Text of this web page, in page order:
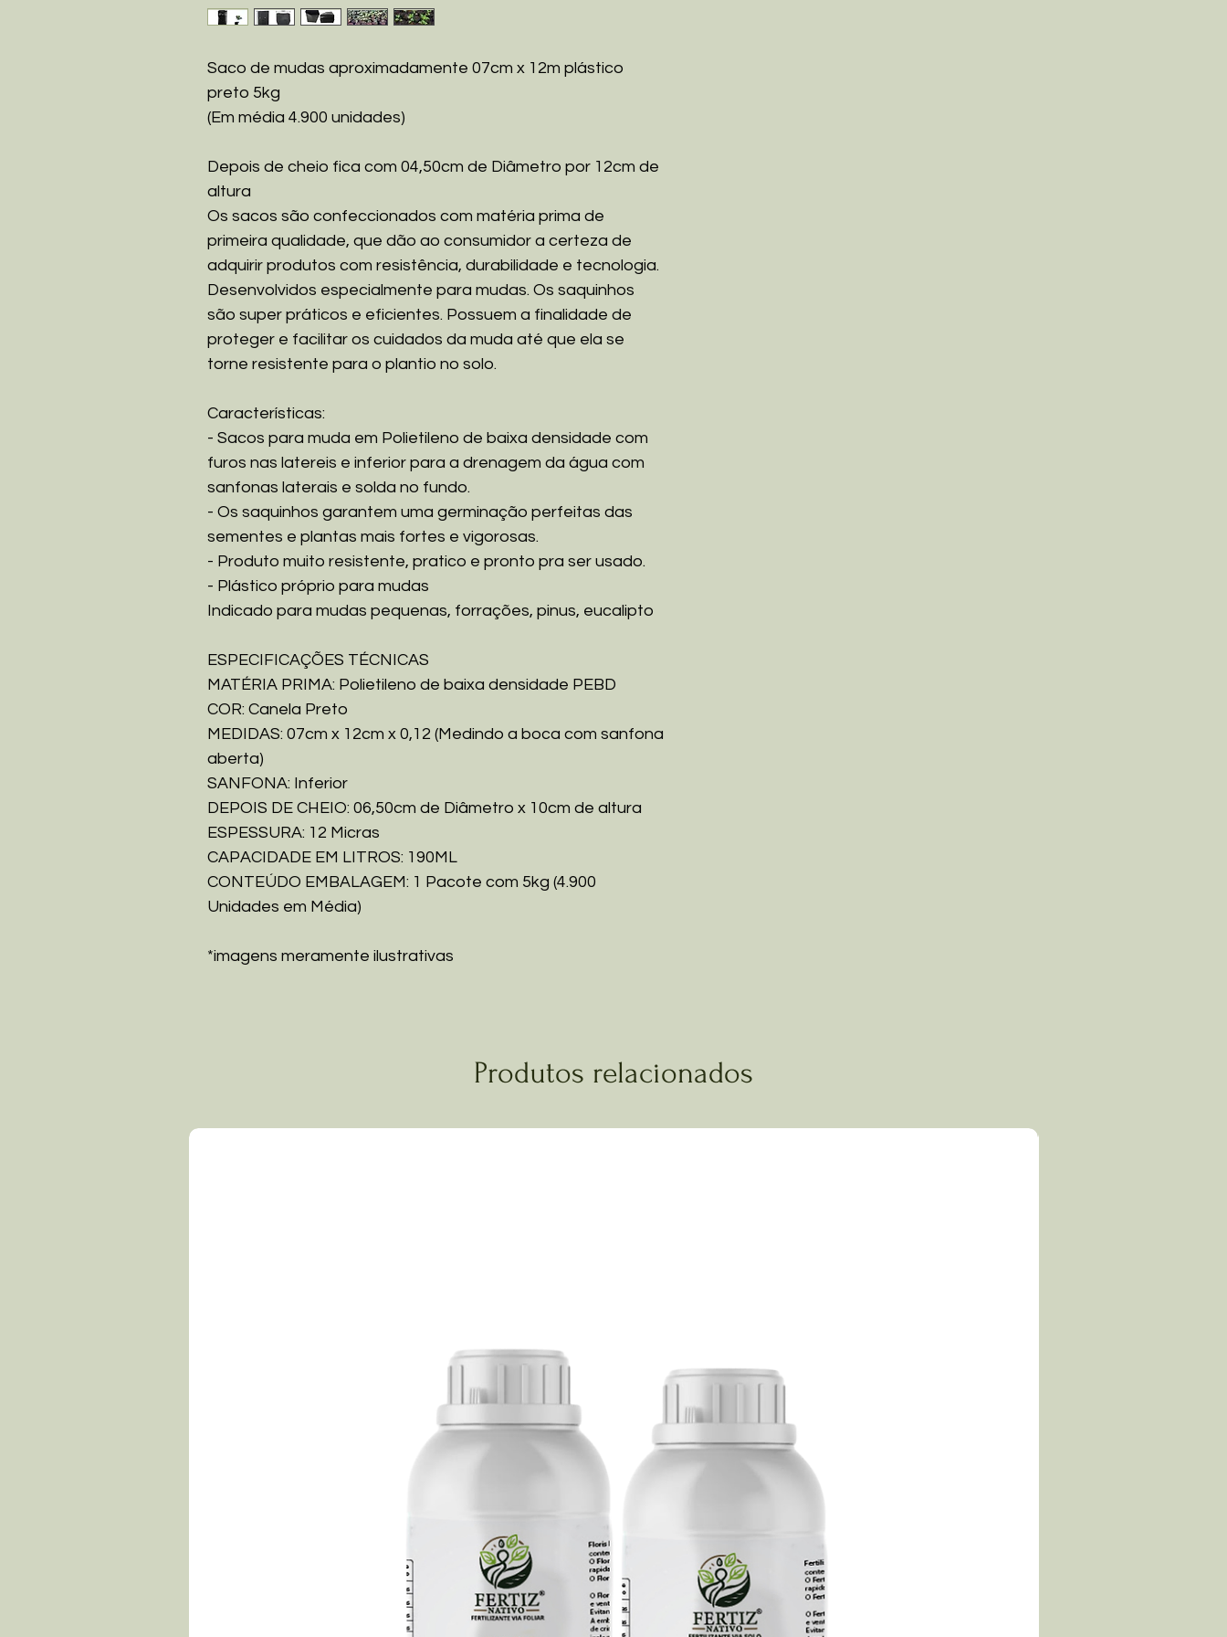
Saco de mudas aproximadamente 07cm x 12m plástico
preto 5kg
(Em média 4.900 unidades)
Depois de cheio fica com 04,50cm de Diâmetro por 12cm de
altura
Os sacos são confeccionados com matéria prima de
primeira qualidade, que dão ao consumidor a certeza de
adquirir produtos com resistência, durabilidade e tecnologia.
Desenvolvidos especialmente para mudas. Os saquinhos
são super práticos e eficientes. Possuem a finalidade de
proteger e facilitar os cuidados da muda até que ela se
torne resistente para o plantio no solo.
Características:
- Sacos para muda em Polietileno de baixa densidade com
furos nas latereis e inferior para a drenagem da água com
sanfonas laterais e solda no fundo.
- Os saquinhos garantem uma germinação perfeitas das
sementes e plantas mais fortes e vigorosas.
- Produto muito resistente, pratico e pronto pra ser usado.
- Plástico próprio para mudas
Indicado para mudas pequenas, forrações, pinus, eucalipto
ESPECIFICAÇÕES TÉCNICAS
MATÉRIA PRIMA: Polietileno de baixa densidade PEBD
COR: Canela Preto
MEDIDAS: 07cm x 12cm x 0,12 (Medindo a boca com sanfona
aberta)
SANFONA: Inferior
DEPOIS DE CHEIO: 06,50cm de Diâmetro x 10cm de altura
ESPESSURA: 12 Micras
CAPACIDADE EM LITROS: 190ML
CONTEÚDO EMBALAGEM: 1 Pacote com 5kg (4.900
Unidades em Média)
*imagens meramente ilustrativas
Produtos relacionados